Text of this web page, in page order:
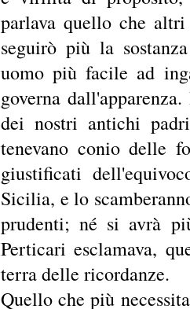
parlava quello che
seguirò più la
uomo più facile ad
governa
dei nostri antichi
tenevano conio delle
giustificati
Sicilia, e lo
prudenti; né si avrà
Perticari esclamava,
terra delle ricordanze.
Quello che più